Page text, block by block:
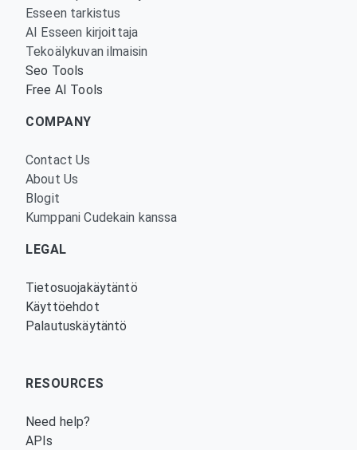
Esseen tarkistus
AI Esseen kirjoittaja
Tekoälykuvan ilmaisin
Seo Tools
Free AI Tools
COMPANY
Contact Us
About Us
Blogit
Kumppani Cudekain kanssa
LEGAL
Tietosuojakäytäntö
Käyttöehdot
Palautuskäytäntö
RESOURCES
Need help?
APIs